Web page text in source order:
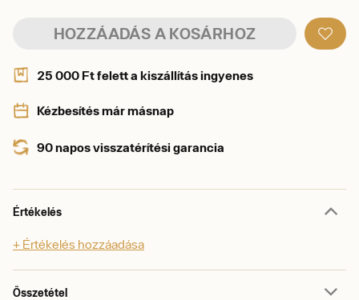
HOZZÁADÁS A KOSÁRHOZ
25 000 Ft felett a kiszállítás ingyenes
Kézbesítés már másnap
90 napos visszatérítési garancia
Értékelés
+ Értékelés hozzáadása
Összetétel